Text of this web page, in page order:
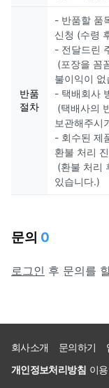
반품
절차
- 반품할 품
신청 (수령
- 전달드린
(포장을 꼼
불이익이 없
- 택배회사
(택배사의
보관해주시
- 회수된 제
환불 처리
(환불 처리
있습니다.)
문의 0
로그인 후 문의를
회사소개 문의하기
개인정보처리방침 이